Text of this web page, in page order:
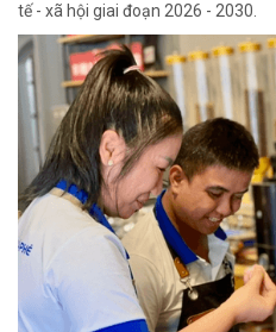
tế - xã hội giai đoạn 2026 - 2030.